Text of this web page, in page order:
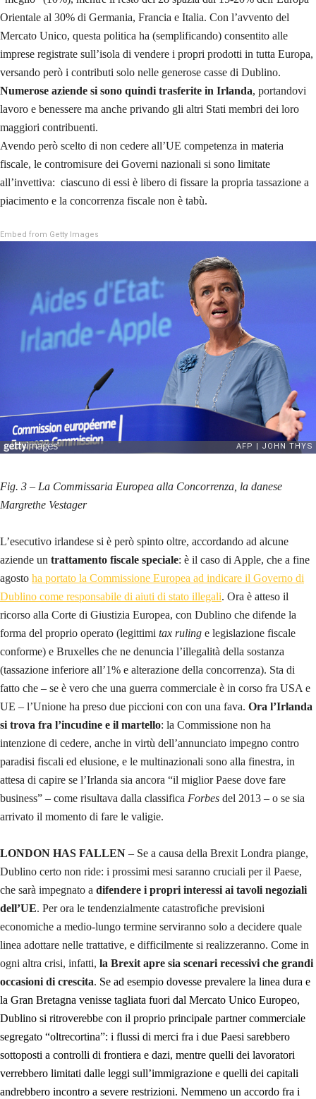
Orientale al 30% di Germania, Francia e Italia. Con l’avvento del
Mercato Unico, questa politica ha (semplificando) consentito alle
imprese registrate sull’isola di vendere i propri prodotti in tutta Europa,
versando però i contributi solo nelle generose casse di Dublino.
Numerose aziende si sono quindi trasferite in Irlanda, portandovi
lavoro e benessere ma anche privando gli altri Stati membri dei loro
maggiori contribuenti.
Avendo però scelto di non cedere all’UE competenza in materia
fiscale, le contromisure dei Governi nazionali si sono limitate
all’invettiva: ciascuno di essi è libero di fissare la propria tassazione a
piacimento e la concorrenza fiscale non è tabù.
Embed from Getty Images
Fig. 3 – La Commissaria Europea alla Concorrenza, la danese
Margrethe Vestager
L’esecutivo irlandese si è però spinto oltre, accordando ad alcune
aziende un trattamento fiscale speciale: è il caso di Apple, che a fine
agosto ha portato la Commissione Europea ad indicare il Governo di
Dublino come responsabile di aiuti di stato illegali. Ora è atteso il
ricorso alla Corte di Giustizia Europea, con Dublino che difende la
forma del proprio operato (legittimi tax ruling e legislazione fiscale
conforme) e Bruxelles che ne denuncia l’illegalità della sostanza
(tassazione inferiore all’1% e alterazione della concorrenza). Sta di
fatto che – se è vero che una guerra commerciale è in corso fra USA e
UE – l’Unione ha preso due piccioni con con una fava. Ora l’Irlanda
si trova fra l’incudine e il martello: la Commissione non ha
intenzione di cedere, anche in virtù dell’annunciato impegno contro
paradisi fiscali ed elusione, e le multinazionali sono alla finestra, in
attesa di capire se l’Irlanda sia ancora “il miglior Paese dove fare
business” – come risultava dalla classifica Forbes del 2013 – o se sia
arrivato il momento di fare le valigie.
LONDON HAS FALLEN – Se a causa della Brexit Londra piange,
Dublino certo non ride: i prossimi mesi saranno cruciali per il Paese,
che sarà impegnato a difendere i propri interessi ai tavoli negoziali
dell’UE. Per ora le tendenzialmente catastrofiche previsioni
economiche a medio-lungo termine serviranno solo a decidere quale
linea adottare nelle trattative, e difficilmente si realizzeranno. Come in
ogni altra crisi, infatti, la Brexit apre sia scenari recessivi che grandi
occasioni di crescita. Se ad esempio dovesse prevalere la linea dura e
la Gran Bretagna venisse tagliata fuori dal Mercato Unico Europeo,
Dublino si ritroverebbe con il proprio principale partner commerciale
segregato “oltrecortina”: i flussi di merci fra i due Paesi sarebbero
sottoposti a controlli di frontiera e dazi, mentre quelli dei lavoratori
verrebbero limitati dalle leggi sull’immigrazione e quelli dei capitali
andrebbero incontro a severe restrizioni. Nemmeno un accordo fra i